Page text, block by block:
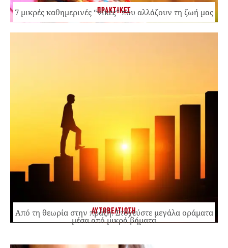
ΠΡΑΚΤΙΚΕΣ
7 μικρές καθημερινές “νίκες” που αλλάζουν τη ζωή μας
ΑΥΤΟΒΕΛΤΙΩΣΗ
Από τη θεωρία στην πράξη: Στοχεύστε μεγάλα οράματα
μέσα από μικρά βήματα